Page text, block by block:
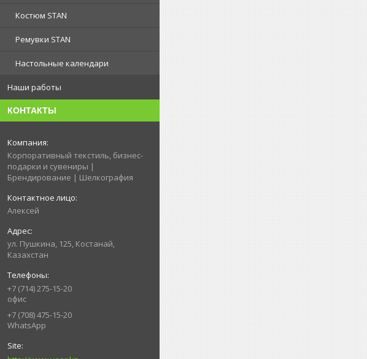
Костюм STAN
Ремувки STAN
Настольные календари
Наши работы
КОНТАКТЫ
Корпоративный текстиль, бизнес-
подарки и сувениры |
Брендирование | Шелкография
Алексей
ул. Пушкина, 125, Костанай,
Казахстан
+7 (714) 275-15-20
офис
+7 (708) 475-15-20
WhatsApp